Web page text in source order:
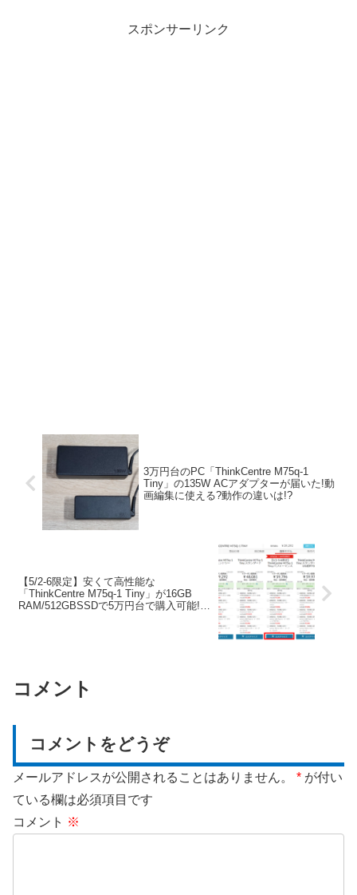
スポンサーリンク
3万円台のPC「ThinkCentre M75q-1
Tiny」の135W ACアダプターが届いた!動
画編集に使える?動作の違いは!?
【5/2-6限定】安くて高性能な
「ThinkCentre M75q-1 Tiny」が16GB
RAM/512GBSSDで5万円台で購入可能!め
コメント
コメントをどうぞ
メールアドレスが公開されることはありません。 * が付い
ている欄は必須項目です
コメント ※